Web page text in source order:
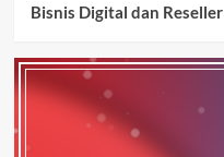
Bisnis Digital dan Reseller